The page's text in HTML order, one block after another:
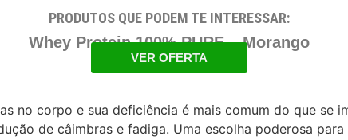
PRODUTOS QUE PODEM TE INTERESSAR:
Whey Protein 100% PURE – Morango
VER OFERTA
no corpo e sua deficiência é mais comum do que se
de câimbras e fadiga. Uma escolha poderosa